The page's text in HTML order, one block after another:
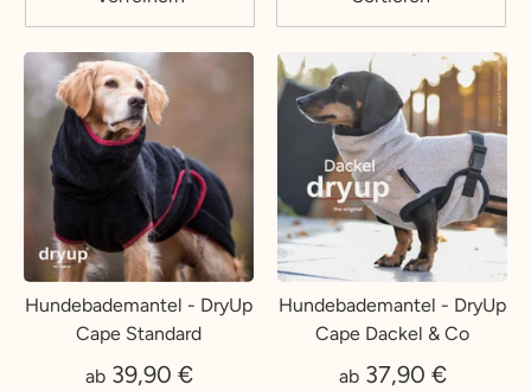
Hundebademantel - DryUp
Cape Standard
ab 39,90 €
Hundebademantel - DryUp
Cape Dackel & Co
ab 37,90 €